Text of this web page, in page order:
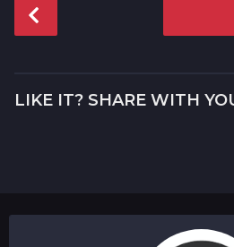
o
P
a
LIKE IT? SHARE WITH